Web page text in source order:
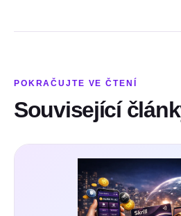
POKRAČUJTE VE ČTENÍ
Související